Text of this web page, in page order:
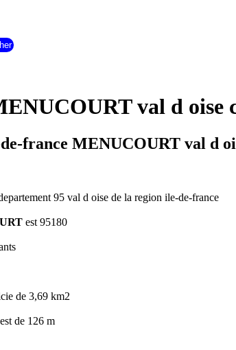
val d oise
france MENUCOURT val d
95 val d oise de la region ile-de-france
est 95180
de 3,69 km2
est de 126 m